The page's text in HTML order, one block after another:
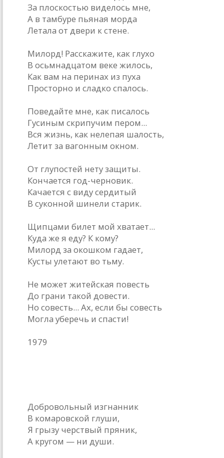
За плоскостью виделось мне,
А в тамбуре пьяная морда
Летала от двери к стене.
Милорд! Расскажите, как глухо
В осьмнадцатом веке жилось,
Как вам на перинах из пуха
Просторно и сладко спалось.
Поведайте мне, как писалось
Гусиным скрипучим пером...
Вся жизнь, как нелепая шалость,
Летит за вагонным окном.
От глупостей нету защиты.
Кончается год-черновик.
Качается с виду сердитый
В суконной шинели старик.
Щипцами билет мой хватает...
Куда же я еду? К кому?
Милорд за окошком гадает,
Кусты улетают во тьму.
Не может житейская повесть
До грани такой довести.
Но совесть... Ах, если бы совесть
Могла уберечь и спасти!
1979
Добровольный изгнанник
В комаровской глуши,
Я грызу черствый пряник,
А кругом — ни души.